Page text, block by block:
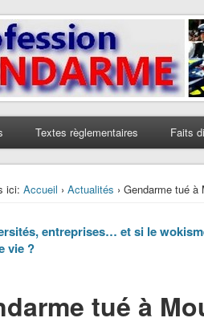
Gendarme
gendarmes
Textes règlementaires Faits
ici: Accueil › Actualités › Gendarme tué
entreprises… et si le
vie ?
tué à